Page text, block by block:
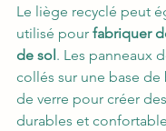
Le liège recyclé peut
utilisé pour fabriquer
de sol . Les panneaux
collés sur une base
de verre pour créer
durables et